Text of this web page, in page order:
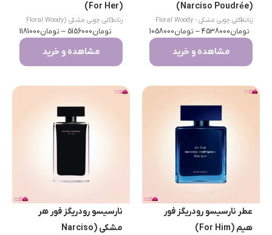
(Narciso Poudrée)
زنانه|
گلی چوبی مشکی - Floral Woody
Musk
تومان4538000
– تومان1058000
مشاهده و خرید
(For Her)
زنانه|
گلی چوبی مشکی (Floral Woody
Musk)
تومان5156000
– تومان1181000
مشاهده و خرید
عطر نارسیسو رودریگز فور
هیم (For Him)
نارسیسو رودریگز فور هر
مشکی (Narciso